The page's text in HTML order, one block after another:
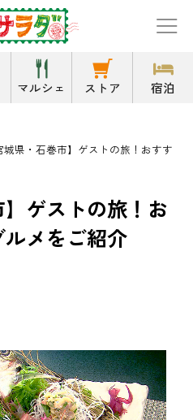
マルシェ ストア 宿泊
城県・石巻市】ゲストの旅！おすす
】ゲストの旅！お
メをご紹介